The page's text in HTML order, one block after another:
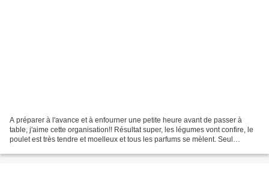
A préparer à l'avance et à enfourner une petite heure avant de passer à
table, j'aime cette organisation!! Résultat super, les légumes vont confire, le
poulet est très tendre et moelleux et tous les parfums se mèlent. Seul